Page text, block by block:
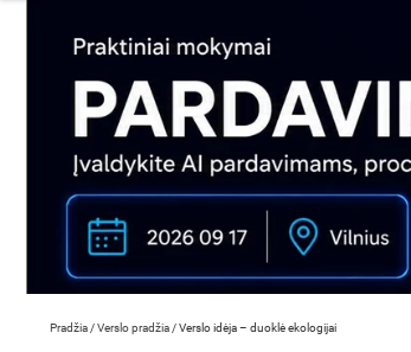
Pradžia /Verslo pradžia /Verslo idėja – duoklė ekologijai